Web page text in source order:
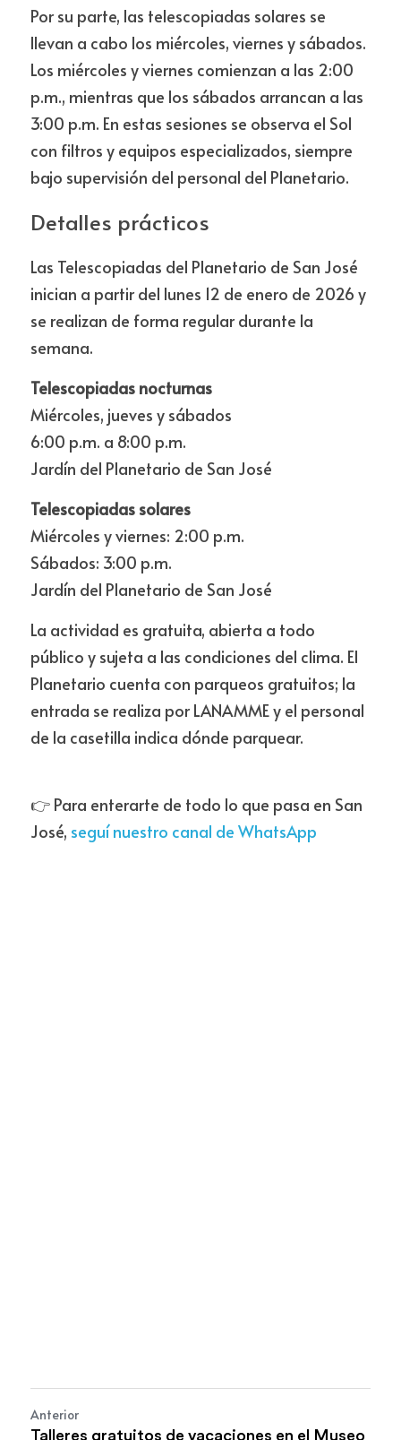
Por su parte, las telescopiadas solares se
llevan a cabo los miércoles, viernes y sábados.
Los miércoles y viernes comienzan a las 2:00
p.m., mientras que los sábados arrancan a las
3:00 p.m. En estas sesiones se observa el Sol
con filtros y equipos especializados, siempre
bajo supervisión del personal del Planetario.
Detalles prácticos
Las Telescopiadas del Planetario de San José
inician a partir del lunes 12 de enero de 2026 y
se realizan de forma regular durante la
semana.
Telescopiadas nocturnas
Miércoles, jueves y sábados
6:00 p.m. a 8:00 p.m.
Jardín del Planetario de San José
Telescopiadas solares
Miércoles y viernes: 2:00 p.m.
Sábados: 3:00 p.m.
Jardín del Planetario de San José
La actividad es gratuita, abierta a todo
público y sujeta a las condiciones del clima. El
Planetario cuenta con parqueos gratuitos; la
entrada se realiza por LANAMME y el personal
de la casetilla indica dónde parquear.
👉 Para enterarte de todo lo que pasa en San
José, seguí nuestro canal de WhatsApp
Anterior
Talleres gratuitos de vacaciones en el Museo